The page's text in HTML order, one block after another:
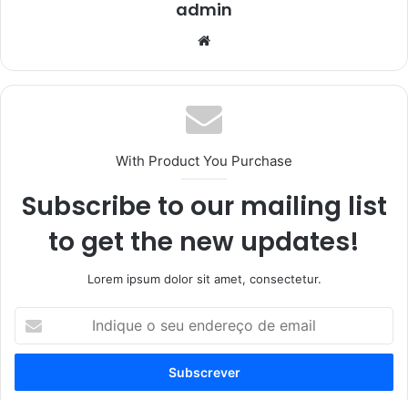
admin
With Product You Purchase
Subscribe to our mailing list
to get the new updates!
Lorem ipsum dolor sit amet, consectetur.
seu
de